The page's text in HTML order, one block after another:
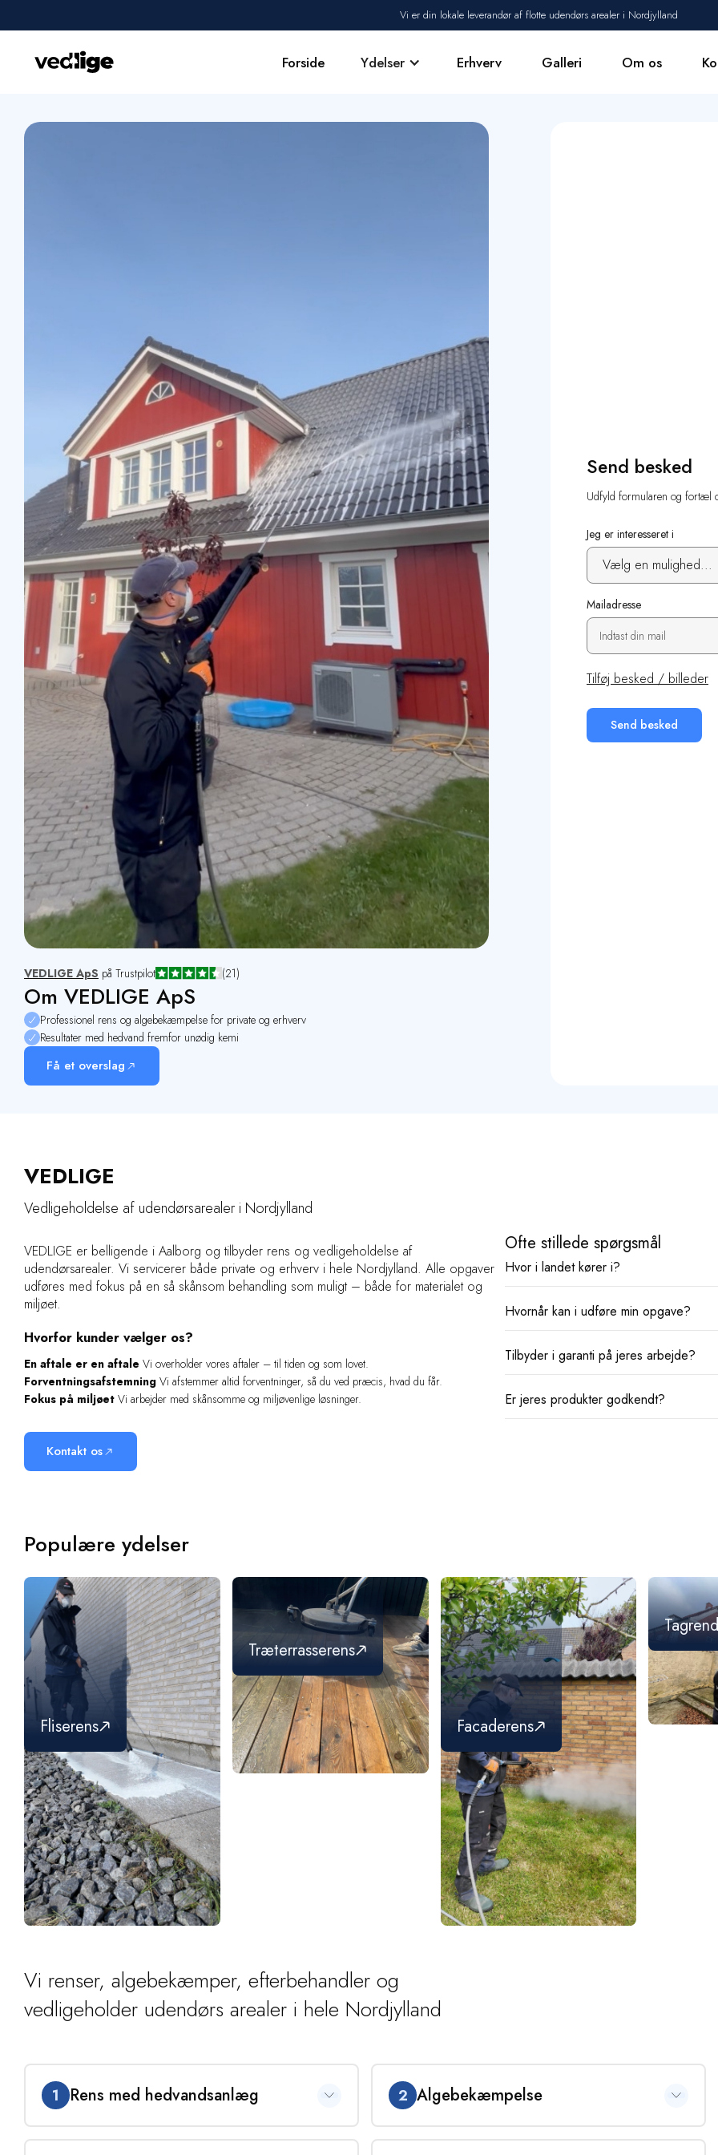
Vi er din lokale leverandør af flotte udendørs arealer i Nordjylland
Forside Ydelser Erhverv Galleri Om os
VEDLIGE ApS på Trustpilot (21)
Om VEDLIGE ApS
Professionel rens og algebekæmpelse for private og erhverv
Resultater med hedvand fremfor unødig kemi
Få et overslag
Send besked
Udfyld formularen og fortæl
Jeg er interesseret i
Mailadresse
Tilføj besked / billeder
VEDLIGE
Vedligeholdelse af udendørsarealer i Nordjylland
VEDLIGE er belligende i Aalborg og tilbyder rens og vedligeholdelse af
udendørsarealer. Vi servicerer både private og erhverv i hele Nordjylland. Alle opgaver
udføres med fokus på en så skånsom behandling som muligt – både for materialet og
miljøet.
Hvorfor kunder vælger os?
En aftale er en aftale Vi overholder vores aftaler – til tiden og som lovet.
Forventningsafstemning Vi afstemmer altid forventninger, så du ved præcis, hvad du får.
Fokus på miljøet Vi arbejder med skånsomme og miljøvenlige løsninger.
Kontakt os
Ofte stillede spørgsmål
Hvor i landet kører i?
Vi kører i hele Nordjylland - fra
området, står vi klar til at hjælpe med
Ved større opgaver kører vi også
Hvornår kan i udføre min opgave?
Det afhænger af sæsonen, vi har typisk
ydelser er vejrafhængige og kræver
Kontakt os endelig, så finder vi en tid til
Tilbyder i garanti på jeres arbejde?
Vi tilbyder op til 10 års garanti mod
du fået imprægneret dine fliser hos os,
Er jeres produkter godkendt?
Populære ydelser
Fliserens
Træterrasserens
Facaderens
Vi renser, algebekæmper, efterbehandler og
vedligeholder udendørs arealer i hele Nordjylland
1 Rens med hedvandsanlæg
Varmt vand renser bedre end koldt - også for rens af
2 Algebekæmpelse
Vi algebekæmper ved først at påføre et miljøvenligt,